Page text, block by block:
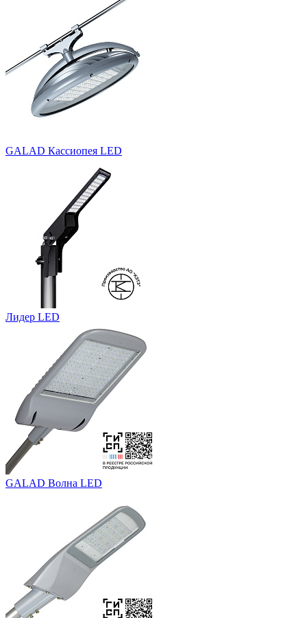
GALAD Кассиопея LED
Лидер LED
GALAD Волна LED